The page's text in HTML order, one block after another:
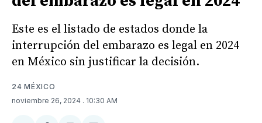
Este es el listado de estados donde la
interrupción del embarazo es legal en 2024
en México sin justificar la decisión.
24 MÉXICO
noviembre 26, 2024 . 10:30 AM